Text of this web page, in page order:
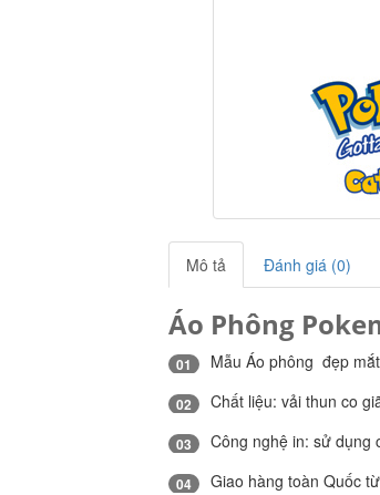
Mô tả Đánh giá (0)
Áo Phông
01 Mẫu Áo phông đẹp
02 Chất liệu: vải thun co
03 Công nghệ in: sử dụng
04 Giao hàng toàn Quốc